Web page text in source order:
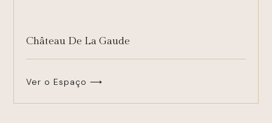
Château De La Gaude
Ver o Espaço ⟶